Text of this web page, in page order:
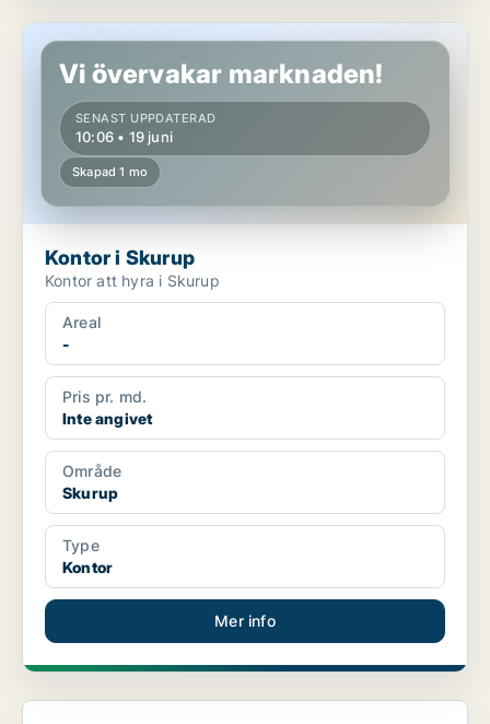
Kontor i Skurup
Vi övervakar marknaden!
SENAST UPPDATERAD
10:06 • 19 juni
Skapad 1 mo
Kontor i Skurup
Kontor att hyra i Skurup
Areal
-
Pris pr. md.
Inte angivet
Område
Skurup
Type
Kontor
Mer info